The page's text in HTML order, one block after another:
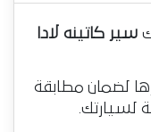
سير كاتينه لادا
لضمان مطابقة
لسيارتك.